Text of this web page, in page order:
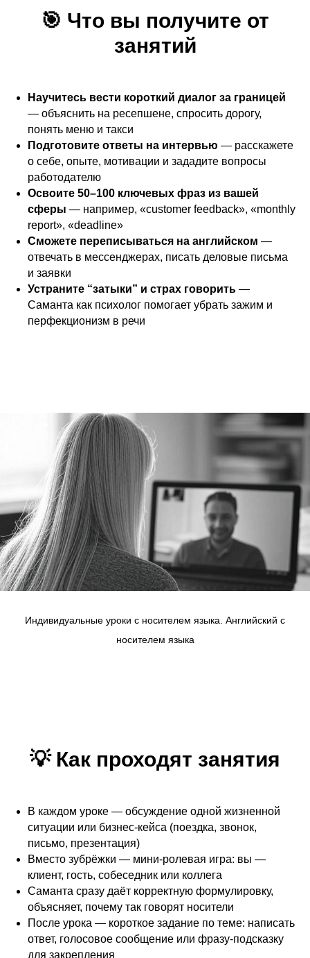
🎯 Что вы получите от
занятий
Научитесь вести короткий диалог за границей
— объяснить на ресепшене, спросить дорогу,
понять меню и такси
Подготовите ответы на интервью — расскажете
о себе, опыте, мотивации и зададите вопросы
работодателю
Освоите 50–100 ключевых фраз из вашей
сферы — например, «customer feedback», «monthly
report», «deadline»
Сможете переписываться на английском —
отвечать в мессенджерах, писать деловые письма
и заявки
Устраните “затыки” и страх говорить —
Саманта как психолог помогает убрать зажим и
перфекционизм в речи
Индивидуальные уроки с носителем языка. Английский с
носителем языка
💡 Как проходят занятия
В каждом уроке — обсуждение одной жизненной
ситуации или бизнес-кейса (поездка, звонок,
письмо, презентация)
Вместо зубрёжки — мини-ролевая игра: вы —
клиент, гость, собеседник или коллега
Саманта сразу даёт корректную формулировку,
объясняет, почему так говорят носители
После урока — короткое задание по теме: написать
ответ, голосовое сообщение или фразу-подсказку
для закрепления